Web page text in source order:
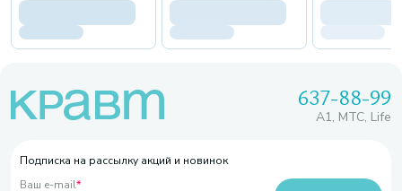
637-88-99
A1, МТС, Life
Подписка на рассылку акций и новинок
Ваш e-mail*